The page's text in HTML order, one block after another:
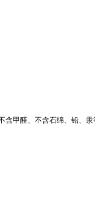
甲醛、不含石绵、铅、汞